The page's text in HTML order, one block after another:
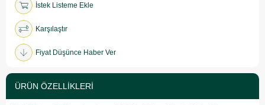
İstek Listeme Ekle
Karşılaştır
Fiyat Düşünce Haber Ver
ÜRÜN ÖZELLIKLERI